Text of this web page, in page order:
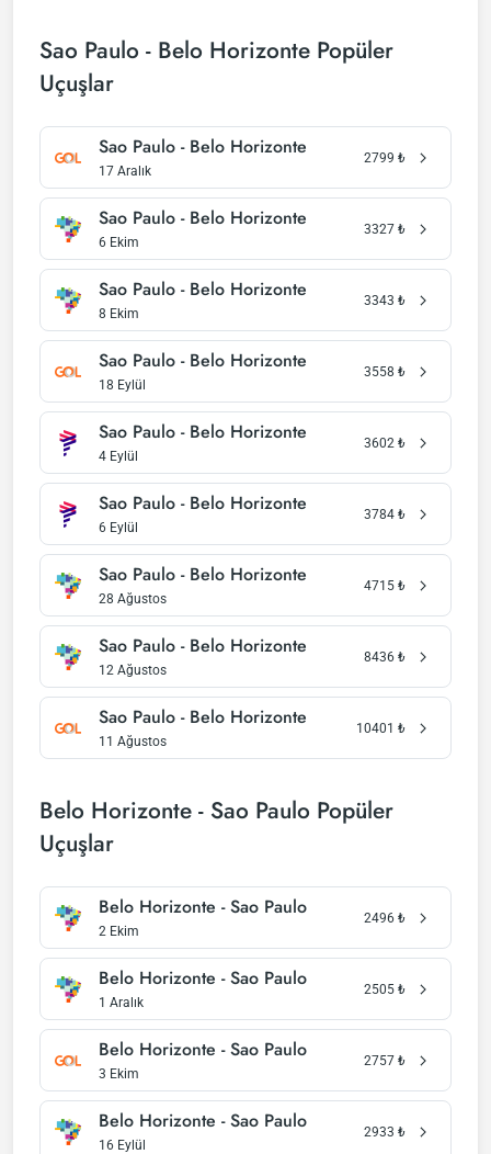
Sao Paulo - Belo Horizonte Popüler
Uçuşlar
Sao Paulo - Belo Horizonte
17 Aralık
2799 ₺
Sao Paulo - Belo Horizonte
6 Ekim
3327 ₺
Sao Paulo - Belo Horizonte
8 Ekim
3343 ₺
Sao Paulo - Belo Horizonte
18 Eylül
3558 ₺
Sao Paulo - Belo Horizonte
4 Eylül
3602 ₺
Sao Paulo - Belo Horizonte
6 Eylül
3784 ₺
Sao Paulo - Belo Horizonte
28 Ağustos
4715 ₺
Sao Paulo - Belo Horizonte
12 Ağustos
8436 ₺
Sao Paulo - Belo Horizonte
11 Ağustos
10401 ₺
Belo Horizonte - Sao Paulo Popüler
Uçuşlar
Belo Horizonte - Sao Paulo
2 Ekim
2496 ₺
Belo Horizonte - Sao Paulo
1 Aralık
2505 ₺
Belo Horizonte - Sao Paulo
3 Ekim
2757 ₺
Belo Horizonte - Sao Paulo
16 Eylül
2933 ₺